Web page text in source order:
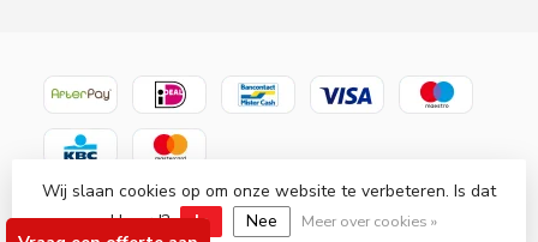
© Copyright 2026 Gaslooswonen .nl - Grootste in elektrische
verwarming Officiële Quality Heating
Wij slaan cookies op om onze website te verbeteren. Is dat
akkoord?
Ja Nee Meer over cookies »